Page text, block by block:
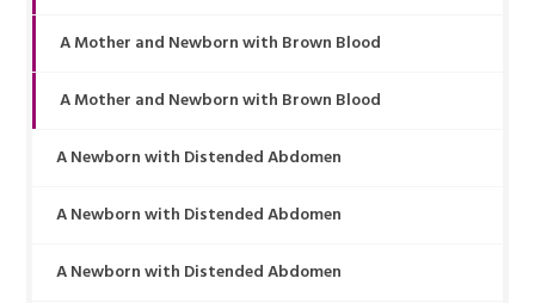
A Mother and Newborn with Brown Blood
A Mother and Newborn with Brown Blood
A Newborn with Distended Abdomen
A Newborn with Distended Abdomen
A Newborn with Distended Abdomen